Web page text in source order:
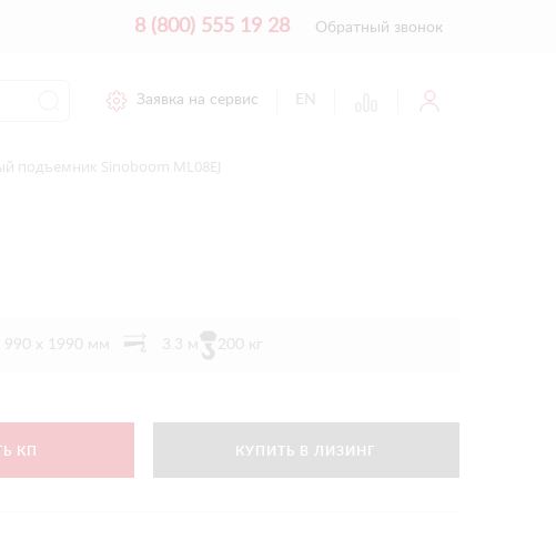
8 (800) 555 19 28 Обратный звонок
Заявка на сервис EN
подъемник Sinoboom ML08EJ
990 х 1990 мм 3.3 м 200 кг
КП КУПИТЬ В ЛИЗИНГ